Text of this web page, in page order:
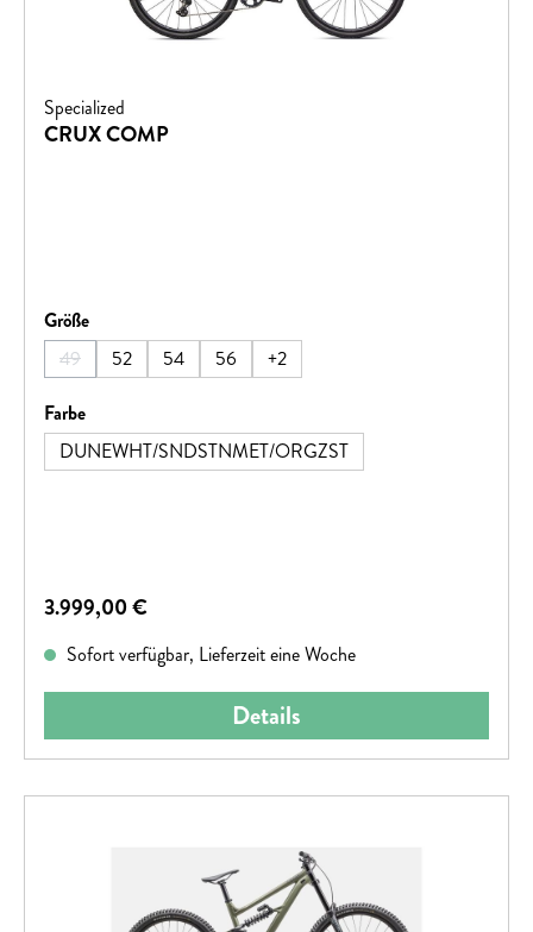
Specialized
CRUX COMP
Größeauswählen
49
(Diese Option ist zurzeit nicht verfügbar.)
52 54 56 +2
Farbeauswählen
DUNEWHT/SNDSTNMET/ORGZST
Regulärer Preis:
3.999,00 €
Sofort verfügbar, Lieferzeit eine Woche
Details